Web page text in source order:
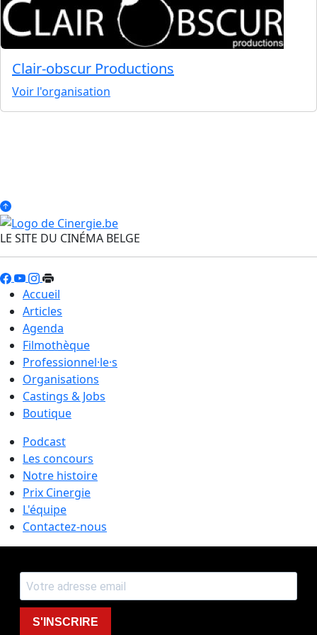
Clair-obscur Productions
Voir l'organisation
LE SITE DU CINÉMA BELGE
Accueil
Articles
Agenda
Filmothèque
Professionnel·le·s
Organisations
Castings & Jobs
Boutique
Podcast
Les concours
Notre histoire
Prix Cinergie
L'équipe
Contactez-nous
S'INSCRIRE